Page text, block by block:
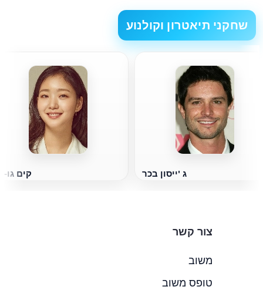
שחקני תיאטרון וקולנוע
קים גו- ג 'ייסון בכר
צור קשר
משוב
טופס משוב